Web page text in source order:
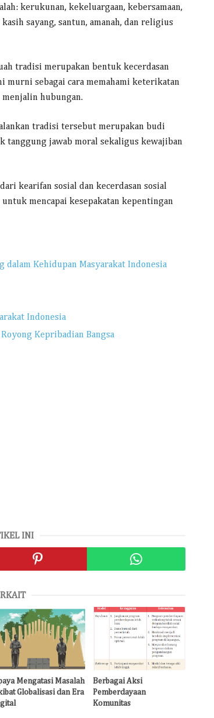
kerukunan, kekeluargaan, kebersamaan,
sayang, santun, amanah, dan religius
tradisi merupakan bentuk kecerdasan
murni sebagai cara memahami keterikatan
menjalin hubungan.
tradisi tersebut merupakan budi
tanggung jawab moral sekaligus kewajiban
kearifan sosial dan kecerdasan sosial
mencapai kesepakatan kepentingan
dalam Kehidupan Masyarakat Indonesia
Indonesia
Kepribadian Bangsa
INI
Mengatasi Masalah
Globalisasi dan Era
Berbagai Aksi
Pemberdayaan
Komunitas